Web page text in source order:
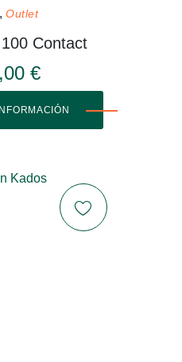
Outlet
Contact
€